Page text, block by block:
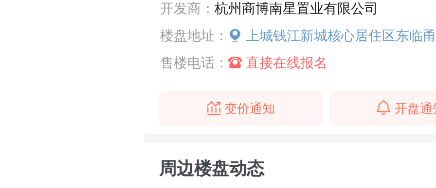
开发商： 杭州商博南星置业有限公司
楼盘地址：
上城钱江新城核心居住区东临甬江路西至候潮路南
售楼电话：
直接在线报名
变价通知 开盘通
周边楼盘动态